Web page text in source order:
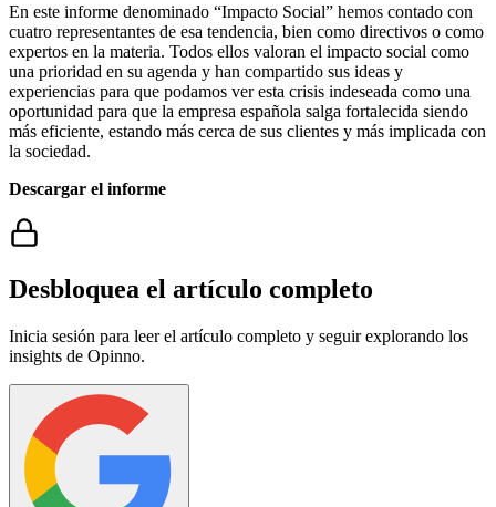
En este informe denominado “Impacto Social” hemos contado con
cuatro representantes de esa tendencia, bien como directivos o como
expertos en la materia. Todos ellos valoran el impacto social como
una prioridad en su agenda y han compartido sus ideas y
experiencias para que podamos ver esta crisis indeseada como una
oportunidad para que la empresa española salga fortalecida siendo
más eficiente, estando más cerca de sus clientes y más implicada con
la sociedad.
Descargar el informe
Desbloquea el artículo completo
Inicia sesión para leer el artículo completo y seguir explorando los
insights de Opinno.